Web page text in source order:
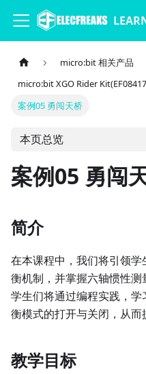
micro:bit 相关产品
micro:bit XGO Rider
案例05 勇闯天桥
本页总览
案例05 勇闯
简介
在本课程中，我们将引领
衡机制，并掌握六轴惯性测
学生们将通过编程实践，
衡模式的打开与关闭，从而
教学目标